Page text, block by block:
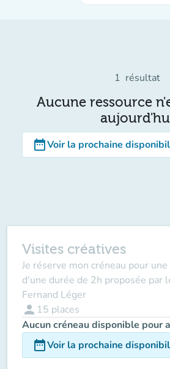
1 résultat
Aucune ressource
date_rangeVoir la prochaine
Visites créatives
Je réserve mon créneau pour
d'une durée de 2h proposée par
Fernand Léger
person 15 places
Aucun créneau disponible pour
date_rangeVoir la prochaine